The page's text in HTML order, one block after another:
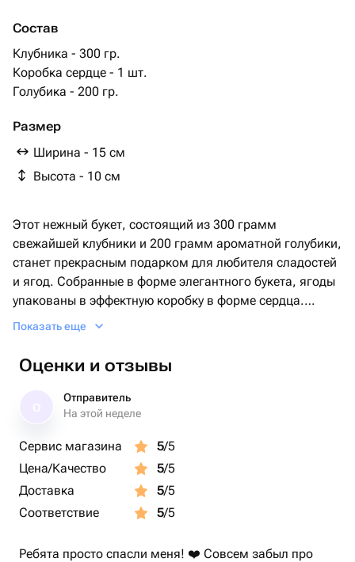
Состав
Клубника - 300 гр.
Коробка сердце - 1 шт.
Голубика - 200 гр.
Размер
Ширина - 15 см
Высота - 10 см
Этот нежный букет, состоящий из 300 грамм
свежайшей клубники и 200 грамм ароматной голубики,
станет прекрасным подарком для любителя сладостей
и ягод. Собранные в форме элегантного букета, ягоды
упакованы в эффектную коробку в форме сердца.
Каждая деталь этого изысканного подарка выполнена
ваш сюрприз нотки романтики.
Показать еще
Оценки и отзывы
Отправитель
На этой неделе
Сервис магазина 5/5
Цена/Качество
5/5
Доставка
5/5
Соответствие
5/5
Ребята просто спасли меня! ❤️ Совсем забыл про